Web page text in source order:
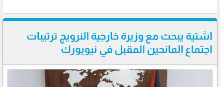
اشتية يبحث مع وزيرة خارجية النرويج ترتيبات
اجتماع المانحين المقبل في نيويورك